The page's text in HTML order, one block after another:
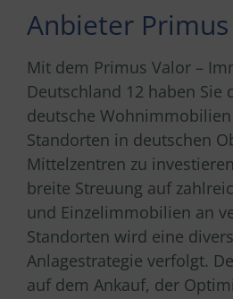
Anbieter
Mit dem Primus Valor –
Deutschland 12 haben Sie
deutsche
Standorten in deutschen
Mittelzentren zu
breite Streuung auf
und Einzelimmobilien an
Standorten wird eine
Anlagestrategie verfolgt.
auf dem Ankauf, der